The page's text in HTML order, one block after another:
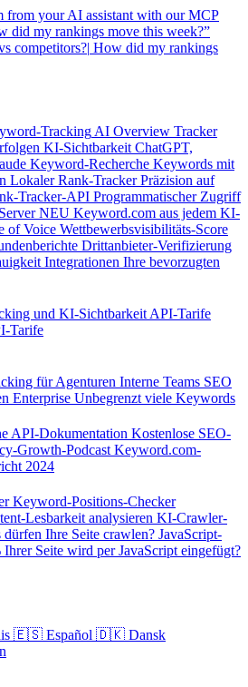
from your AI assistant with our MCP
did my rankings move this week?”
competitors?| How did my rankings
Tracking AI Overview Tracker
KI-Sichtbarkeit ChatGPT,
Keyword-Recherche Keywords mit
Lokaler Rank-TrackerPräzision auf
Tracker-API Programmatischer Zugriff
NEU Keyword.com aus jedem KI-
of Voice Wettbewerbsvisibilitäts-Score
Drittanbieter-Verifizierung
Integrationen Ihre bevorzugten
und KI-Sichtbarkeit API-Tarife
Tarife
für Agenturen Interne Teams SEO
Enterprise Unbegrenzt viele Keywords
API-Dokumentation Kostenlose SEO-
Growth-Podcast Keyword.com-
2024
Keyword-Positions-Checker
Lesbarkeit analysieren KI-Crawler-
Ihre Seite crawlen? JavaScript-
Seite wird per JavaScript eingefügt?
🇪🇸 Español 🇩🇰 Dansk